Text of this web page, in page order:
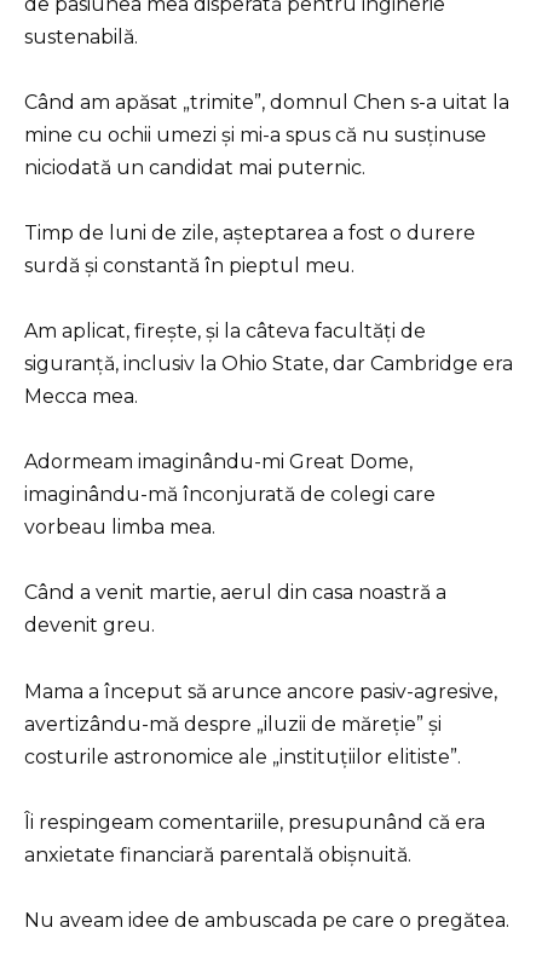
sustenabilă.
Când am apăsat „trimite”, domnul Chen s-a uitat la
mine cu ochii umezi și mi-a spus că nu susținuse
niciodată un candidat mai puternic.
Timp de luni de zile, așteptarea a fost o durere
surdă și constantă în pieptul meu.
Am aplicat, firește, și la câteva facultăți de
siguranță, inclusiv la Ohio State, dar Cambridge era
Mecca mea.
Adormeam imaginându-mi Great Dome,
imaginându-mă înconjurată de colegi care
vorbeau limba mea.
Când a venit martie, aerul din casa noastră a
devenit greu.
Mama a început să arunce ancore pasiv-agresive,
avertizându-mă despre „iluzii de măreție” și
costurile astronomice ale „instituțiilor elitiste”.
Îi respingeam comentariile, presupunând că era
anxietate financiară parentală obișnuită.
Nu aveam idee de ambuscada pe care o pregătea.